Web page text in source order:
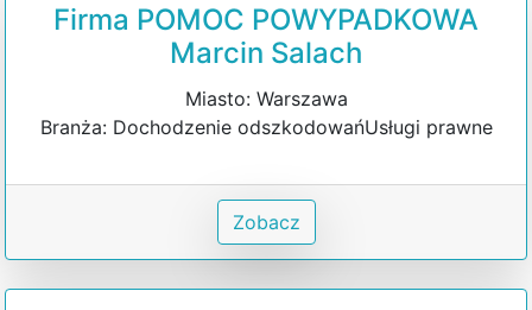
Firma POMOC POWYPADKOWA
Marcin Salach
Miasto: Warszawa
Branża: Dochodzenie odszkodowańUsługi prawne
Zobacz